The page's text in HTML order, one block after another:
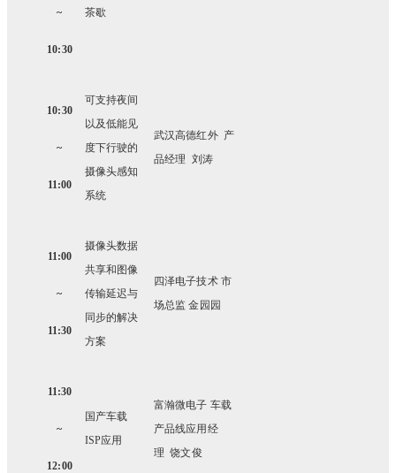
~
10:30
茶歇
10:30
~
11:00
可支持夜间
以及低能见
度下行驶的
摄像头感知
系统
武汉高德红外 产
品经理 刘涛
11:00
~
11:30
摄像头数据
共享和图像
传输延迟与
同步的解决
方案
四泽电子技术 市
场总监 金园园
11:30
~
12:00
国产车载
ISP应用
富瀚微电子 车载
产品线应用经
理 饶文俊